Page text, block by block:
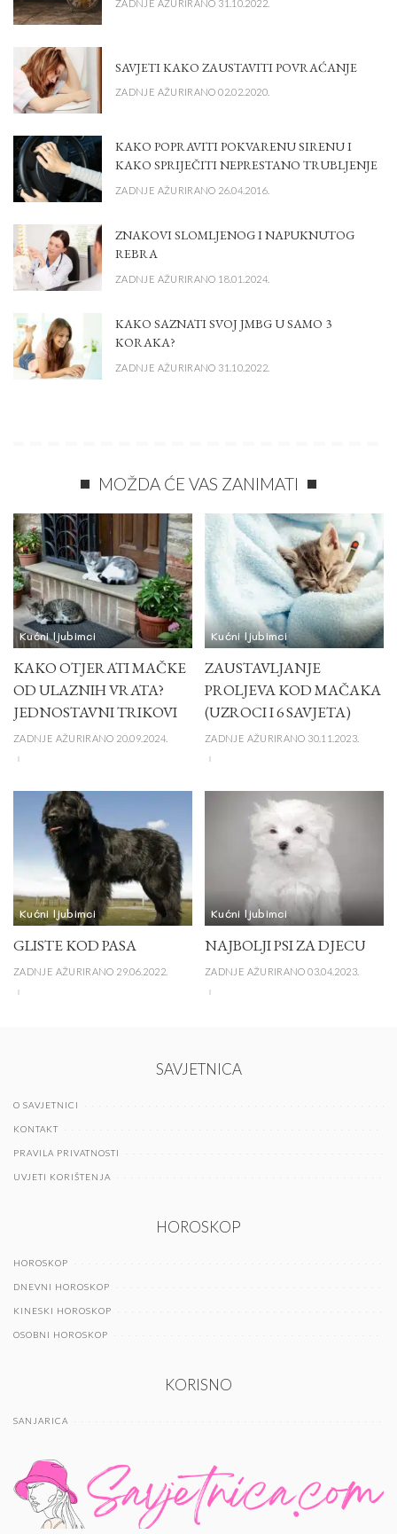
ZADNJE AŽURIRANO 31.10.2022.
SAVJETI KAKO ZAUSTAVITI POVRAĆANJE
ZADNJE AŽURIRANO 02.02.2020.
KAKO POPRAVITI POKVARENU SIRENU I
KAKO SPRIJEČITI NEPRESTANO TRUBLJENJE
ZADNJE AŽURIRANO 26.04.2016.
ZNAKOVI SLOMLJENOG I NAPUKNUTOG
REBRA
ZADNJE AŽURIRANO 18.01.2024.
KAKO SAZNATI SVOJ JMBG U SAMO 3
KORAKA?
ZADNJE AŽURIRANO 31.10.2022.
MOŽDA ĆE VAS ZANIMATI
Kućni ljubimci
KAKO OTJERATI MAČKE
OD ULAZNIH VRATA?
JEDNOSTAVNI TRIKOVI
ZADNJE AŽURIRANO 20.09.2024.
Kućni ljubimci
ZAUSTAVLJANJE
PROLJEVA KOD MAČAKA
(UZROCI I 6 SAVJETA)
ZADNJE AŽURIRANO 30.11.2023.
Kućni ljubimci
GLISTE KOD PASA
ZADNJE AŽURIRANO 29.06.2022.
Kućni ljubimci
NAJBOLJI PSI ZA DJECU
ZADNJE AŽURIRANO 03.04.2023.
SAVJETNICA
O SAVJETNICI
KONTAKT
PRAVILA PRIVATNOSTI
UVJETI KORIŠTENJA
HOROSKOP
HOROSKOP
DNEVNI HOROSKOP
KINESKI HOROSKOP
OSOBNI HOROSKOP
KORISNO
SANJARICA